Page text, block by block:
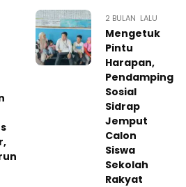
2 BULAN LALU
Mengetuk
Pintu
Harapan,
Pendamping
Sosial
Sidrap
Jemput
Calon
Siswa
Sekolah
Rakyat